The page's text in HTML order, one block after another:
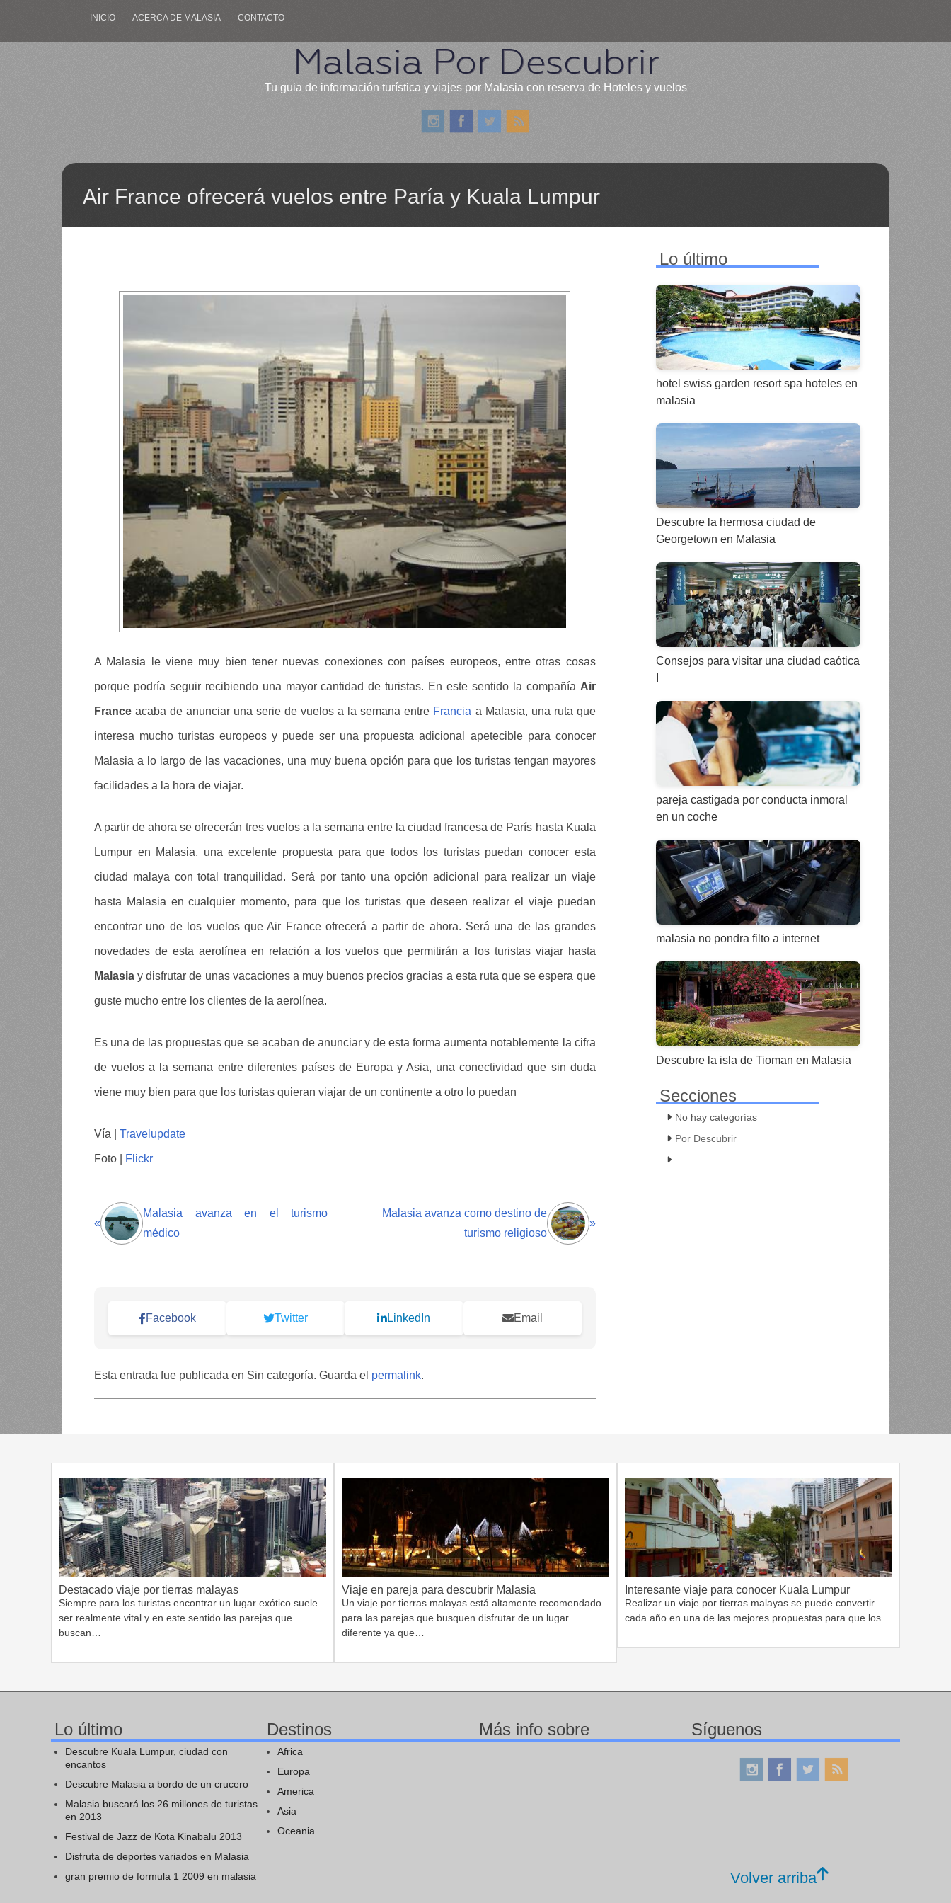
INICIO ACERCA DE MALASIA CONTACTO
Malasia Por Descubrir
Tu guia de información turística y viajes por Malasia con reserva de Hoteles y vuelos
Air France ofrecerá vuelos entre Paría y Kuala Lumpur
A Malasia le viene muy bien tener nuevas conexiones con países europeos, entre otras cosas
porque podría seguir recibiendo una mayor cantidad de turistas. En este sentido la compañía Air
France acaba de anunciar una serie de vuelos a la semana entre Francia a Malasia, una ruta que
interesa mucho turistas europeos y puede ser una propuesta adicional apetecible para conocer
Malasia a lo largo de las vacaciones, una muy buena opción para que los turistas tengan mayores
facilidades a la hora de viajar.
A partir de ahora se ofrecerán tres vuelos a la semana entre la ciudad francesa de París hasta Kuala
Lumpur en Malasia, una excelente propuesta para que todos los turistas puedan conocer esta
ciudad malaya con total tranquilidad. Será por tanto una opción adicional para realizar un viaje
hasta Malasia en cualquier momento, para que los turistas que deseen realizar el viaje puedan
encontrar uno de los vuelos que Air France ofrecerá a partir de ahora. Será una de las grandes
novedades de esta aerolínea en relación a los vuelos que permitirán a los turistas viajar hasta
Malasiay disfrutar de unas vacaciones a muy buenos precios gracias a esta ruta que se espera que
guste mucho entre los clientes de la aerolínea.
Es una de las propuestas que se acaban de anunciar y de esta forma aumenta notablemente la cifra
de vuelos a la semana entre diferentes países de Europa y Asia, una conectividad que sin duda
viene muy bien para que los turistas quieran viajar de un continente a otro lo puedan
Vía | Travelupdate
Foto | Flickr
«
Malasia avanza en el turismo
médico
Malasia avanza como destino de
turismo religioso
»
Facebook Twitter LinkedIn Email
Esta entrada fue publicada en Sin categoría. Guarda el permalink.
Lo último
hotel swiss garden resort spa hoteles en
malasia
Descubre la hermosa ciudad de
Georgetown en Malasia
Consejos para visitar una ciudad caótica
pareja castigada por conducta inmoral
en un coche
malasia no pondra filto a internet
Descubre la isla de Tioman en Malasia
Secciones
No hay categorías
Por Descubrir
Destacado viaje por tierras malayas
Siempre para los turistas encontrar un lugar exótico suele
ser realmente vital y en este sentido las parejas que
buscan…
Viaje en pareja para descubrir Malasia
Un viaje por tierras malayas está altamente recomendado
para las parejas que busquen disfrutar de un lugar
diferente ya que…
Interesante viaje para conocer Kuala Lumpur
Realizar un viaje por tierras malayas se puede convertir
cada año en una de las mejores propuestas para que los…
Lo último
Descubre Kuala Lumpur, ciudad con
encantos
Descubre Malasia a bordo de un crucero
Malasia buscará los 26 millones de turistas
en 2013
Festival de Jazz de Kota Kinabalu 2013
Disfruta de deportes variados en Malasia
gran premio de formula 1 2009 en malasia
Destinos
Africa
Europa
America
Asia
Oceania
Más info sobre Síguenos
Volver arriba